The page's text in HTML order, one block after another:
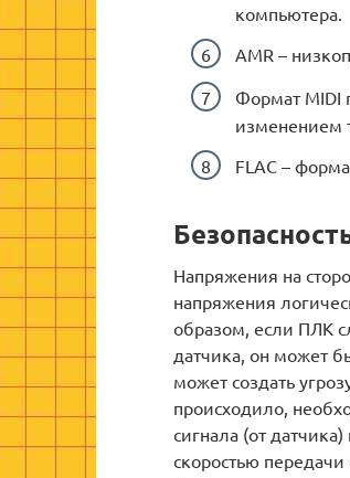
компьютера.
AMR –
Формат MIDI
изменением
FLAC –
Напряжения на
напряжения
образом, если ПЛК
датчика, он может
может создать
происходило,
сигнала (от
скоростью